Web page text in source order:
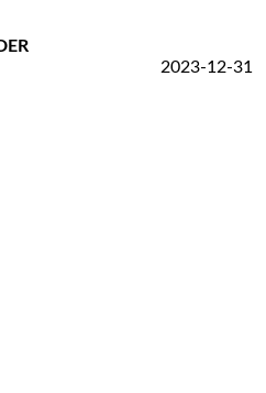
12-31
underhåll
eget kapital
resultat
kapital